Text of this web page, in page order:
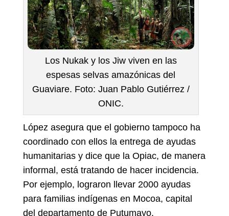
Los Nukak y los Jiw viven en las
espesas selvas amazónicas del
Guaviare. Foto: Juan Pablo Gutiérrez /
ONIC.
López asegura que el gobierno tampoco ha
coordinado con ellos la entrega de ayudas
humanitarias y dice que la Opiac, de manera
informal, está tratando de hacer incidencia.
Por ejemplo, lograron llevar 2000 ayudas
para familias indígenas en Mocoa, capital
del departamento de Putumayo.